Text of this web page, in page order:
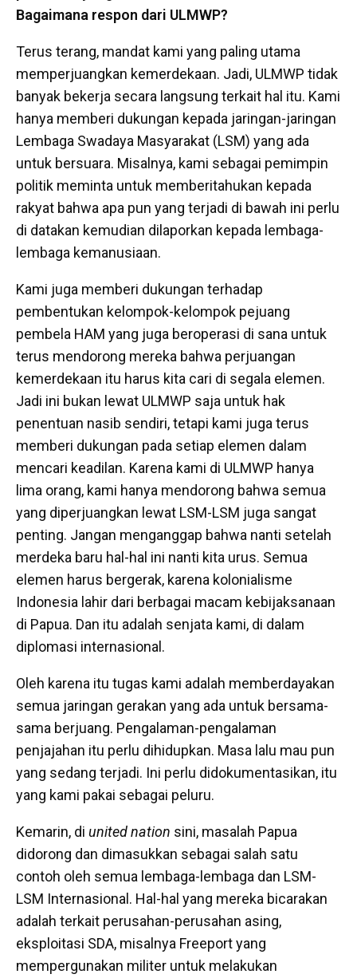
Bagaimana respon dari ULMWP?
Terus terang, mandat kami yang paling utama
memperjuangkan kemerdekaan. Jadi, ULMWP tidak
banyak bekerja secara langsung terkait hal itu. Kami
hanya memberi dukungan kepada jaringan-jaringan
Lembaga Swadaya Masyarakat (LSM) yang ada
untuk bersuara. Misalnya, kami sebagai pemimpin
politik meminta untuk memberitahukan kepada
rakyat bahwa apa pun yang terjadi di bawah ini perlu
di datakan kemudian dilaporkan kepada lembaga-
lembaga kemanusiaan.
Kami juga memberi dukungan terhadap
pembentukan kelompok-kelompok pejuang
pembela HAM yang juga beroperasi di sana untuk
terus mendorong mereka bahwa perjuangan
kemerdekaan itu harus kita cari di segala elemen.
Jadi ini bukan lewat ULMWP saja untuk hak
penentuan nasib sendiri, tetapi kami juga terus
memberi dukungan pada setiap elemen dalam
mencari keadilan. Karena kami di ULMWP hanya
lima orang, kami hanya mendorong bahwa semua
yang diperjuangkan lewat LSM-LSM juga sangat
penting. Jangan menganggap bahwa nanti setelah
merdeka baru hal-hal ini nanti kita urus. Semua
elemen harus bergerak, karena kolonialisme
Indonesia lahir dari berbagai macam kebijaksanaan
di Papua. Dan itu adalah senjata kami, di dalam
diplomasi internasional.
Oleh karena itu tugas kami adalah memberdayakan
semua jaringan gerakan yang ada untuk bersama-
sama berjuang. Pengalaman-pengalaman
penjajahan itu perlu dihidupkan. Masa lalu mau pun
yang sedang terjadi. Ini perlu didokumentasikan, itu
yang kami pakai sebagai peluru.
Kemarin, di united nation sini, masalah Papua
didorong dan dimasukkan sebagai salah satu
contoh oleh semua lembaga-lembaga dan LSM-
LSM Internasional. Hal-hal yang mereka bicarakan
adalah terkait perusahan-perusahan asing,
eksploitasi SDA, misalnya Freeport yang
mempergunakan militer untuk melakukan